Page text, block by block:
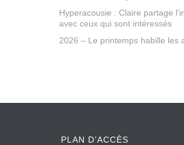
Hyperacousie : Claire partage
avec ceux qui sont intéressés
2026 – Le printemps habille les
PLAN D’ACCÈS